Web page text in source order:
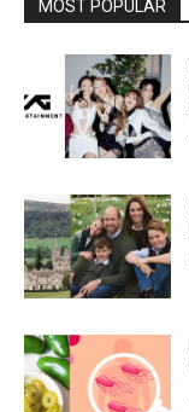
MOST POPULAR